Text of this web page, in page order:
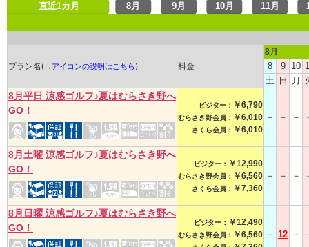
直近1カ月 8月 9月 10月 11月
プラン名(→ アイコンの説明はこちら) 料金
8月
8 9 10
土 日 月
8月平日 涼感ゴルフ♪夏はむらさき野へ
GO！
ビジター： ￥6,790
むらさき野会員： ￥6,010
さくら会員： ￥6,010
－ － －
8月土曜 涼感ゴルフ♪夏はむらさき野へ
GO！
ビジター： ￥12,990
むらさき野会員： ￥6,560
さくら会員： ￥7,360
－ － －
8月日曜 涼感ゴルフ♪夏はむらさき野へ
GO！
ビジター： ￥12,490
むらさき野会員： ￥6,560 － 12 －